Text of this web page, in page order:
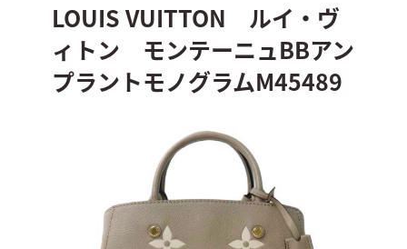
LOUIS VUITTON ルイ・ヴ
ィトン モンテーニュBBアン
プラントモノグラムM45489